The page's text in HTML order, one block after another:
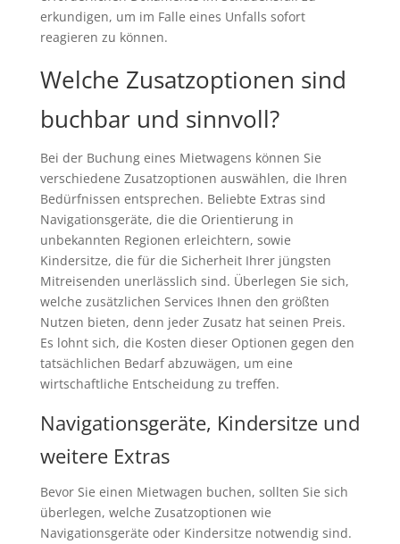
erkundigen, um im Falle eines Unfalls sofort
reagieren zu können.
Welche Zusatzoptionen sind
buchbar und sinnvoll?
Bei der Buchung eines Mietwagens können Sie
verschiedene Zusatzoptionen auswählen, die Ihren
Bedürfnissen entsprechen. Beliebte Extras sind
Navigationsgeräte, die die Orientierung in
unbekannten Regionen erleichtern, sowie
Kindersitze, die für die Sicherheit Ihrer jüngsten
Mitreisenden unerlässlich sind. Überlegen Sie sich,
welche zusätzlichen Services Ihnen den größten
Nutzen bieten, denn jeder Zusatz hat seinen Preis.
Es lohnt sich, die Kosten dieser Optionen gegen den
tatsächlichen Bedarf abzuwägen, um eine
wirtschaftliche Entscheidung zu treffen.
Navigationsgeräte, Kindersitze und
weitere Extras
Bevor Sie einen Mietwagen buchen, sollten Sie sich
überlegen, welche Zusatzoptionen wie
Navigationsgeräte oder Kindersitze notwendig sind.